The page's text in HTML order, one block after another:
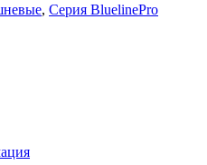
, Серия BluelinePro